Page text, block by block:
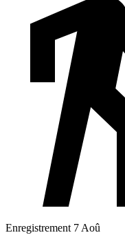
Enregistrement 7 Aoû